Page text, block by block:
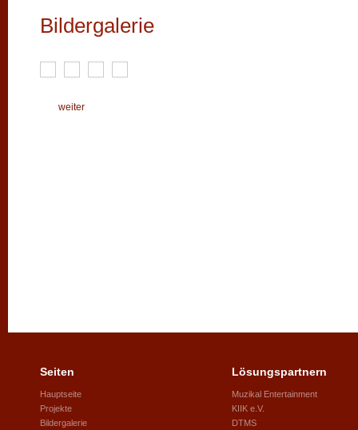
Bildergalerie
weiter
Seiten
Hauptseite
Projekte
Bildergalerie
Lösungspartnern
Muzikal Entertainment
KIIK e.V.
DTMS